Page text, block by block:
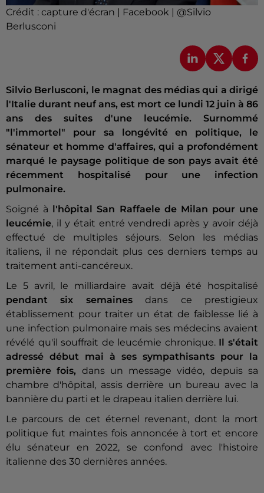
Crédit : capture d'écran | Facebook | @Silvio
Berlusconi
Silvio Berlusconi, le magnat des médias qui a dirigé
l'Italie durant neuf ans, est mort ce lundi 12 juin à 86
ans des suites d'une leucémie. Surnommé
"l'immortel" pour sa longévité en politique, le
sénateur et homme d'affaires, qui a profondément
marqué le paysage politique de son pays avait été
récemment hospitalisé pour une infection
pulmonaire.
Soigné à
l'hôpital San Raffaele de Milan pour une
leucémie, il y était entré vendredi après y avoir déjà
effectué de multiples séjours. Selon les médias
italiens, il ne répondait plus ces derniers temps au
traitement anti-cancéreux.
Le 5 avril, le milliardaire avait déjà été hospitalisé
pendant six semainesdans ce prestigieux
établissement pour traiter un état de faiblesse lié à
une infection pulmonaire mais ses médecins avaient
révélé qu'il souffrait de leucémie chronique. Il s'était
adressé début mai à ses sympathisants pour la
première fois, dans un message vidéo, depuis sa
chambre d'hôpital, assis derrière un bureau avec la
bannière du parti et le drapeau italien derrière lui.
Le parcours de cet éternel revenant, dont la mort
politique fut maintes fois annoncée à tort et encore
élu sénateur en 2022, se confond avec l'histoire
italienne des 30 dernières années.